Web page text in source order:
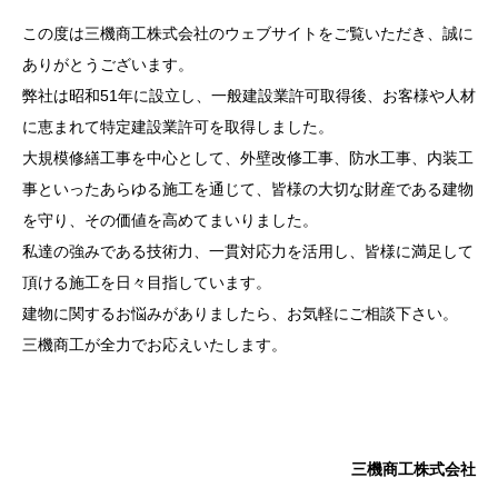
この度は三機商工株式会社のウェブサイトをご覧いただき、誠に
ありがとうございます。
弊社は昭和51年に設立し、一般建設業許可取得後、お客様や人材
に恵まれて特定建設業許可を取得しました。
大規模修繕工事を中心として、外壁改修工事、防水工事、内装工
事といったあらゆる施工を通じて、皆様の大切な財産である建物
を守り、その価値を高めてまいりました。
私達の強みである技術力、一貫対応力を活用し、皆様に満足して
頂ける施工を日々目指しています。
建物に関するお悩みがありましたら、お気軽にご相談下さい。
三機商工が全力でお応えいたします。
三機商工株式会社